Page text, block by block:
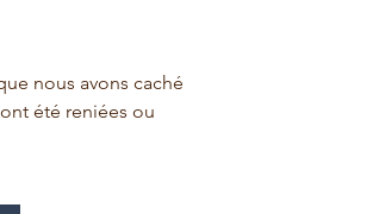
nous avons caché
été reniées ou